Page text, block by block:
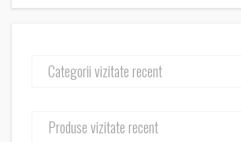
Categorii vizitate recent
Produse vizitate recent